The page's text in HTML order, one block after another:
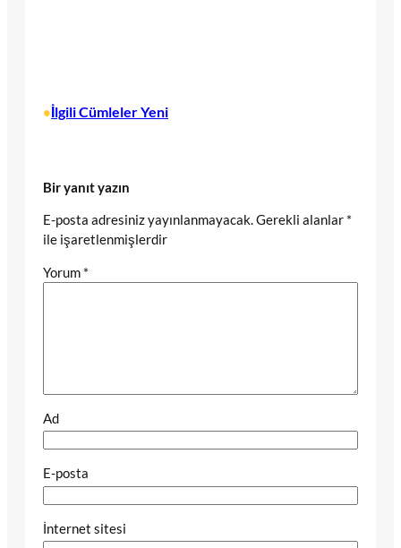
•İlgili Cümleler Yeni
Bir yanıt yazın
E-posta adresiniz yayınlanmayacak.Gerekli alanlar *
ile işaretlenmişlerdir
Yorum *
Ad
E-posta
İnternet sitesi